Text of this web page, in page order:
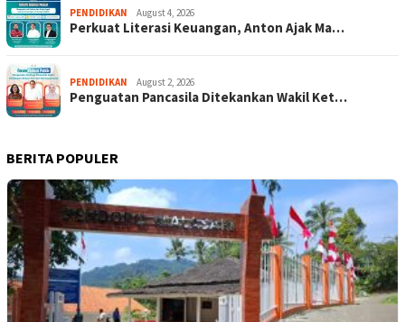
PENDIDIKAN August 4, 2026
Perkuat Literasi Keuangan, Anton Ajak Ma…
PENDIDIKAN August 2, 2026
Penguatan Pancasila Ditekankan Wakil Ket…
BERITA POPULER